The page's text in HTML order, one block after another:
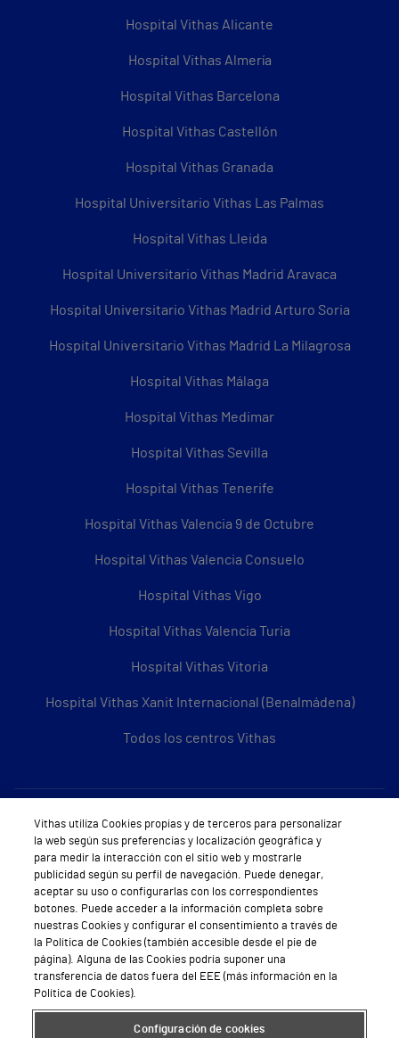
Hospital Vithas Alicante
Hospital Vithas Almería
Hospital Vithas Barcelona
Hospital Vithas Castellón
Hospital Vithas Granada
Hospital Universitario Vithas Las Palmas
Hospital Vithas Lleida
Hospital Universitario Vithas Madrid Aravaca
Hospital Universitario Vithas Madrid Arturo Soria
Hospital Universitario Vithas Madrid La Milagrosa
Hospital Vithas Málaga
Hospital Vithas Medimar
Hospital Vithas Sevilla
Hospital Vithas Tenerife
Hospital Vithas Valencia 9 de Octubre
Hospital Vithas Valencia Consuelo
Hospital Vithas Vigo
Hospital Vithas Valencia Turia
Hospital Vithas Vitoria
Hospital Vithas Xanit Internacional (Benalmádena)
Todos los centros Vithas
Sobre Vithas
Quiénes somos
Trabajar en Vithas
Teléfono Cita Médica
Teléfono Atención al Cliente
Política de seguridad y salud en el trabajo
Conoce a Supervita
Vithas utiliza Cookies propias y de terceros para personalizar
la web según sus preferencias y localización geográfica y
para medir la interacción con el sitio web y mostrarle
publicidad según su perfil de navegación. Puede denegar,
aceptar su uso o configurarlas con los correspondientes
botones. Puede acceder a la información completa sobre
nuestras Cookies y configurar el consentimiento a través de
la Política de Cookies (también accesible desde el pie de
página). Alguna de las Cookies podría suponer una
transferencia de datos fuera del EEE (más información en la
Política de Cookies).
Configuración de cookies